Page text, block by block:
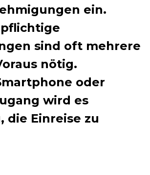
ein.
sind oft mehrere
nötig.
oder
wird es
die Einreise zu
und